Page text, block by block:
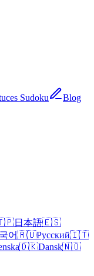
Sudoku
Blog
日本語🇪🇸
어🇷🇺Русский🇮🇹
🇩🇰Dansk🇳🇴